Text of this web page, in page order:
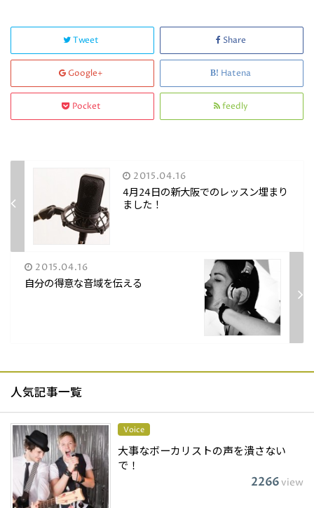
Tweet Share
Google+ Hatena
Pocket feedly
2015.04.16
4月24日の新大阪でのレッスン埋まり
ました！
2015.04.16
自分の得意な音域を伝える
人気記事一覧
Voice
大事なボーカリストの声を潰さない
で！
2266view